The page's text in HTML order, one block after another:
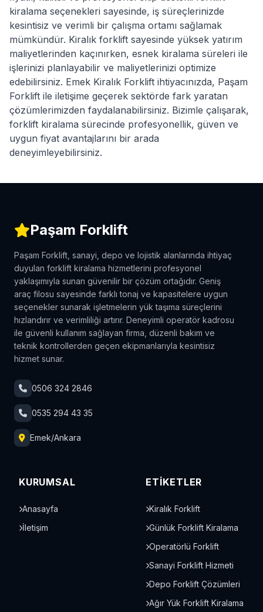
kiralama seçenekleri sayesinde, iş süreçlerinizde
kesintisiz ve verimli bir çalışma ortamı sağlamak
mümkündür. Kiralık forklift sayesinde yüksek yatırım
maliyetlerinden kaçınırken, esnek kiralama süreleri ile
işlerinizi planlayabilir ve maliyetlerinizi optimize
edebilirsiniz. Emek Kiralık Forklift ihtiyacınızda, Paşam
Forklift ile iletişime geçerek sektörde fark yaratan
çözümlerimizden faydalanabilirsiniz. Bizimle çalışarak,
forklift kiralama sürecinde profesyonellik, güven ve
uygun fiyat avantajlarını bir arada
deneyimleyebilirsiniz.
Paşam Forklift
Paşam Forklift, sanayi, depo ve lojistik alanlarında ihtiyaç
duyulan forklift kiralama hizmetlerini profesyonel
yaklaşımıyla sunan güvenilir bir çözüm ortağıdır. Geniş
araç filosu sayesinde farklı tonaj ve kapasitelere uygun
seçenekler sunarak işletmelerin yük taşıma süreçlerini
hızlandırır ve verimliliği artırır. Deneyimli operatör kadrosu
ile güvenli kullanım sağlayan firma, düzenli bakım ve
teknik kontrollerden geçen ekipmanlarıyla kesintisiz
hizmet sunar.
0506 324 2846
0535 294 43 35
Emek/Ankara
KURUMSAL
Anasayfa
İletişim
ETIKETLER
Kiralık Forklift
Günlük Forklift Kiralama
Operatörlü Forklift
Sanayi Forklift Hizmeti
Depo Forklift Çözümleri
Ağır Yük Forklift Kiralama